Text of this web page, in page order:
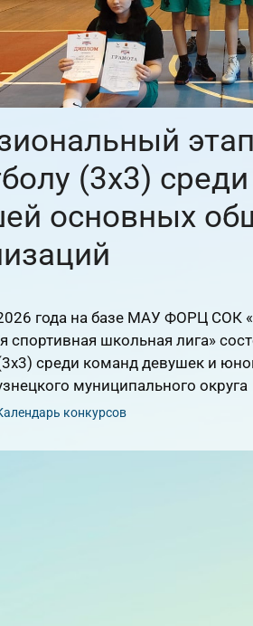
(3х3)
основных
года на базе МАУ ФОРЦ СОК
спортивная школьная лига»
среди команд девушек и
муниципального округа
конкурсов